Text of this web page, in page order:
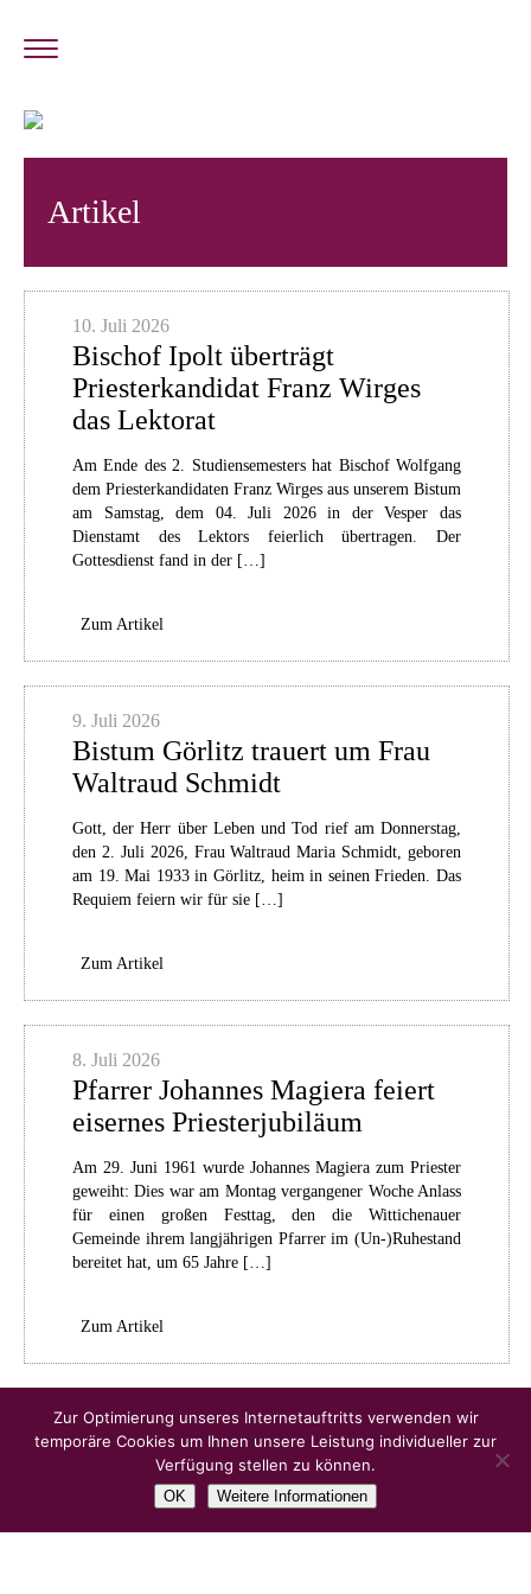
Artikel
10. Juli 2026
Bischof Ipolt überträgt
Priesterkandidat Franz Wirges
das Lektorat
Am Ende des 2. Studiensemesters hat Bischof Wolfgang
dem Priesterkandidaten Franz Wirges aus unserem Bistum
am Samstag, dem 04. Juli 2026 in der Vesper das
Dienstamt des Lektors feierlich übertragen. Der
Gottesdienst fand in der […]
Zum Artikel
9. Juli 2026
Bistum Görlitz trauert um Frau
Waltraud Schmidt
Gott, der Herr über Leben und Tod rief am Donnerstag,
den 2. Juli 2026, Frau Waltraud Maria Schmidt, geboren
am 19. Mai 1933 in Görlitz, heim in seinen Frieden. Das
Requiem feiern wir für sie […]
Zum Artikel
8. Juli 2026
Pfarrer Johannes Magiera feiert
eisernes Priesterjubiläum
Am 29. Juni 1961 wurde Johannes Magiera zum Priester
geweiht: Dies war am Montag vergangener Woche Anlass
für einen großen Festtag, den die Wittichenauer
Gemeinde ihrem langjährigen Pfarrer im (Un-)Ruhestand
bereitet hat, um 65 Jahre […]
Zum Artikel
Ältere Artikel
Zur Optimierung unseres Internetauftritts verwenden wir
temporäre Cookies um Ihnen unsere Leistung individueller zur
Verfügung stellen zu können.
OK Weitere Informationen